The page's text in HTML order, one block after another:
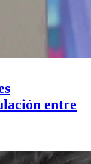
entre